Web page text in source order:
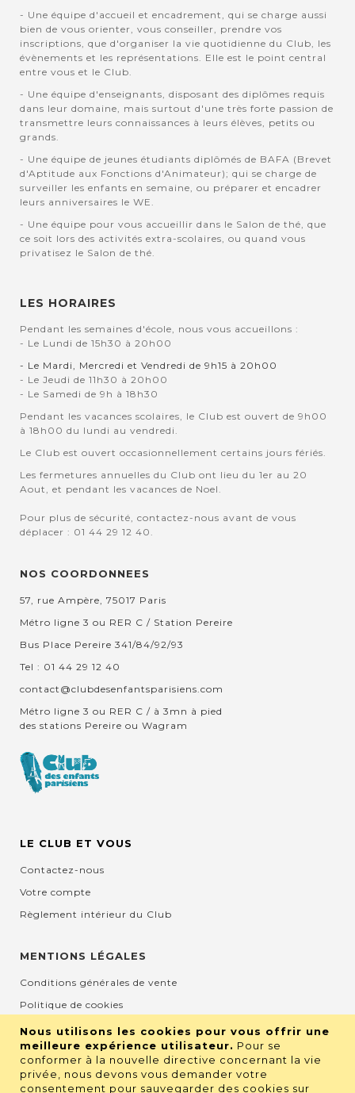
Nous utilisons les cookies pour vous offrir une
meilleure expérience utilisateur. Pour se
conformer à la nouvelle directive concernant la vie
privée, nous devons vous demander votre
consentement pour sauvegarder des cookies sur
- Une équipe d'accueil et encadrement, qui se charge aussi
bien de vous orienter, vous conseiller, prendre vos
inscriptions, que d'organiser la vie quotidienne du Club, les
évènements et les représentations. Elle est le point central
entre vous et le Club.
- Une équipe d'enseignants, disposant des diplômes requis
dans leur domaine, mais surtout d'une très forte passion de
transmettre leurs connaissances à leurs élèves, petits ou
grands.
- Une équipe de jeunes étudiants diplômés de BAFA (Brevet
d'Aptitude aux Fonctions d'Animateur); qui se charge de
surveiller les enfants en semaine, ou préparer et encadrer
leurs anniversaires le WE.
- Une équipe pour vous accueillir dans le Salon de thé, que
ce soit lors des activités extra-scolaires, ou quand vous
privatisez le Salon de thé.
LES HORAIRES
Pendant les semaines d'école, nous vous accueillons :
- Le Lundi de 15h30 à 20h00
- Le Mardi, Mercredi et Vendredi de 9h15 à 20h00
- Le Jeudi de 11h30 à 20h00
- Le Samedi de 9h à 18h30
Pendant les vacances scolaires, le Club est ouvert de 9h00
à 18h00 du lundi au vendredi.
Le Club est ouvert occasionnellement certains jours fériés.
Les fermetures annuelles du Club ont lieu du 1er au 20
Aout, et pendant les vacances de Noel.
Pour plus de sécurité, contactez-nous avant de vous
déplacer : 01 44 29 12 40.
NOS COORDONNEES
57, rue Ampère, 75017 Paris
Métro ligne 3 ou RER C / Station Pereire
Bus Place Pereire 341/84/92/93
Tel : 01 44 29 12 40
contact@clubdesenfantsparisiens.com
Métro ligne 3 ou RER C / à 3mn à pied
des stations Pereire ou Wagram
LE CLUB ET VOUS
Contactez-nous
Votre compte
Règlement intérieur du Club
MENTIONS LÉGALES
Conditions générales de vente
Politique de cookies
Mentions légales et CGU
Protection de la vie privée